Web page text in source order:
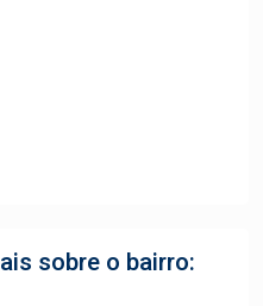
sobre o bairro: